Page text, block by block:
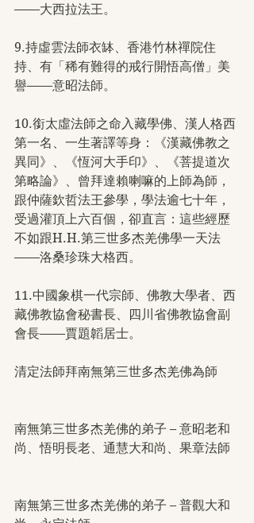
——大西拉法王。
9.持虛雲法師衣缽、香港竹林禪院住
持、有「稀有難得的戒行開悟高僧」美
譽——意昭法師。
10.銜太虛法師之命入藏學佛、漢人格西
第一名、一生著譯等身：《漢藏佛教之
異同》、《恆河大手印》、《菩提道次
第略論》、曾拜達賴喇嘛的上師為師，
跟仲薩欽哲法王參學，學法逾七十年，
受過灌頂上六百個，卻直言：這些經歷
不如跟H.H.第三世多杰羌佛學一天法
——洛桑珍珠大格西。
11.中國象棋一代宗師、佛教大學者、西
藏佛教協會秘書長、四川省佛教協會副
會長——賈題韜居士。
清定法師拜南無第三世多杰羌佛為師
南無第三世多杰羌佛的弟子 – 意昭老和
尚、悟明長老、通慧大和尚、果章法師
南無第三世多杰羌佛的弟子 – 普觀大和